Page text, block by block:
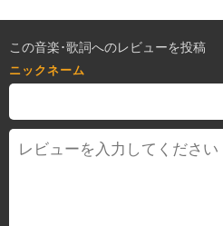
この音楽･歌詞へのレビューを投稿
ニックネーム